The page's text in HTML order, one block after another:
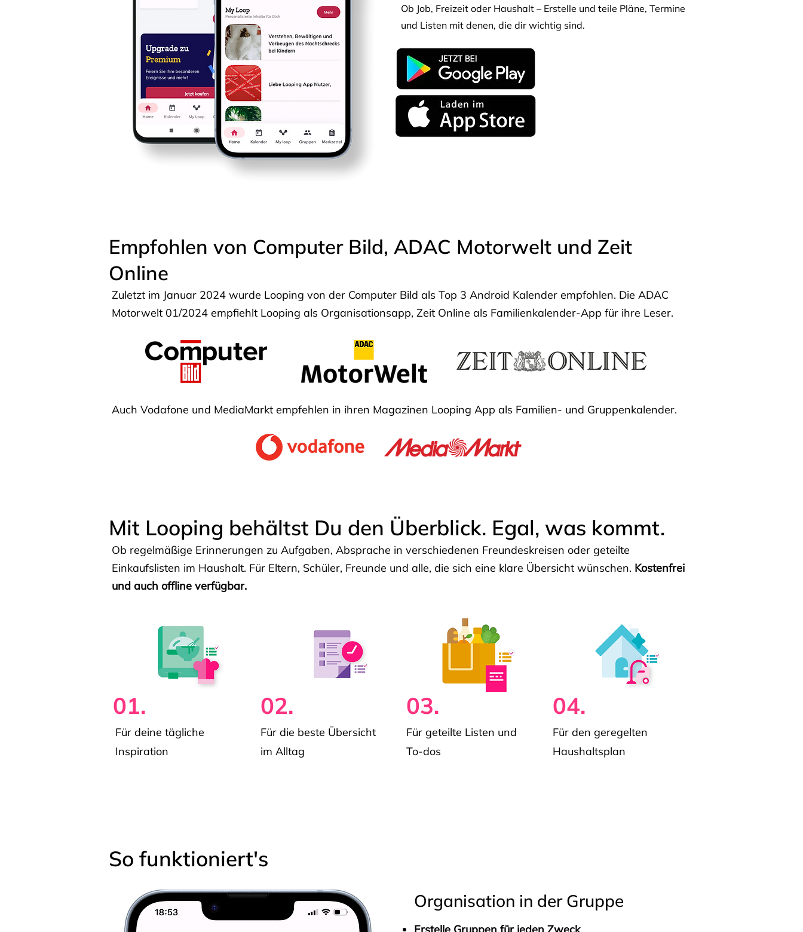
Ob Job, Freizeit oder Haushalt – Erstelle und teile Pläne, Termine
und Listen mit denen, die dir wichtig sind.
Empfohlen von Computer Bild, ADAC Motorwelt und Zeit
Online
Zuletzt im Januar 2024 wurde Looping von der Computer Bild als Top 3 Android Kalender empfohlen. Die ADAC
Motorwelt 01/2024 empfiehlt Looping als Organisationsapp, Zeit Online als Familienkalender-App für ihre Leser.
Auch Vodafone und MediaMarkt empfehlen in ihren Magazinen Looping App als Familien- und Gruppenkalender.
Mit Looping behältst Du den Überblick. Egal, was kommt.
Ob regelmäßige Erinnerungen zu Aufgaben, Absprache in verschiedenen Freundeskreisen oder geteilte
Einkaufslisten im Haushalt. Für Eltern, Schüler, Freunde und alle, die sich eine klare Übersicht wünschen. Kostenfrei
und auch offline verfügbar.
01.
Für deine tägliche
Inspiration
02.
Für die beste Übersicht
im Alltag
03.
Für geteilte Listen und
To-dos
04.
Für den geregelten
Haushaltsplan
So funktioniert's
Organisation in der Gruppe